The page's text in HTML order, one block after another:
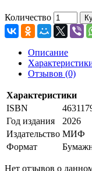
Количество
Описание
Отзывов (0)
Характеристики
ISBN
Год издания
2026
Издательство МИФ
Формат
Нет отзывов о